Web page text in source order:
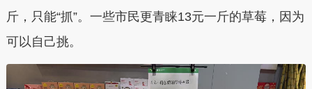
斤，只能“抓”。一些市民更青睐13元一斤的草莓，因为
可以自己挑。